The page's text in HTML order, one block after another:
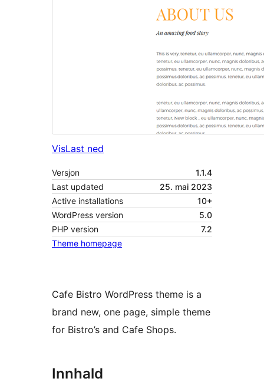
VisLast ned
Versjon
1.1.4
Last updated
25. mai 2023
Active installations
10+
WordPress version
5.0
PHP version
7.2
Theme homepage
Cafe Bistro WordPress theme is a
brand new, one page, simple theme
for Bistro’s and Cafe Shops.
Innhald